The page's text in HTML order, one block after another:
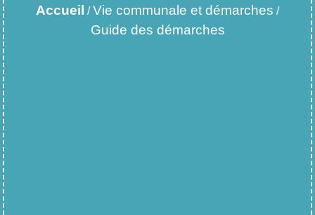
Accueil /Vie communale et démarches /
Guide des démarches